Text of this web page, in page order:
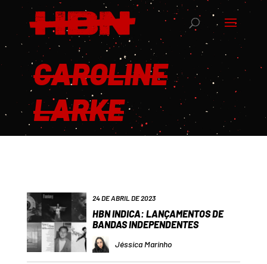
CAROLINE
LARKE
24 DE ABRIL DE 2023
HBN INDICA: LANÇAMENTOS DE
BANDAS INDEPENDENTES
Jéssica Marinho